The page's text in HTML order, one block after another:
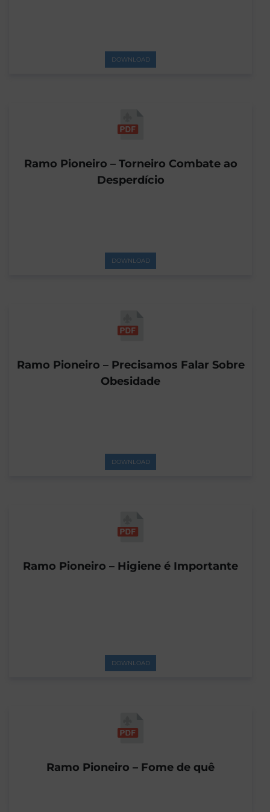
DOWNLOAD
Ramo Pioneiro – Torneiro Combate ao
Desperdício
DOWNLOAD
Ramo Pioneiro – Precisamos Falar Sobre
Obesidade
DOWNLOAD
Ramo Pioneiro – Higiene é Importante
DOWNLOAD
Ramo Pioneiro – Fome de quê